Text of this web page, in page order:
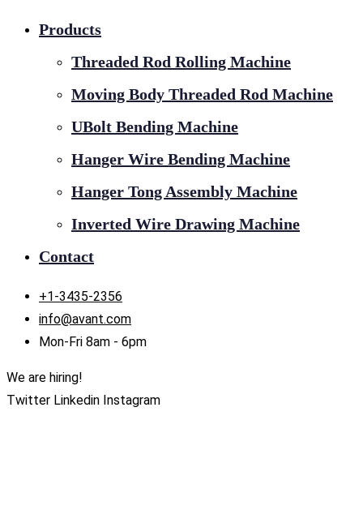
Products
Threaded Rod Rolling Machine
Moving Body Threaded Rod Machine
UBolt Bending Machine
Hanger Wire Bending Machine
Hanger Tong Assembly Machine
Inverted Wire Drawing Machine
Contact
+1-3435-2356
info@avant.com
Mon-Fri 8am - 6pm
We are hiring!
Twitter Linkedin Instagram